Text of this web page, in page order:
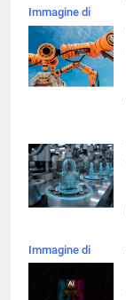
Immagine di
magnific
Immagine di